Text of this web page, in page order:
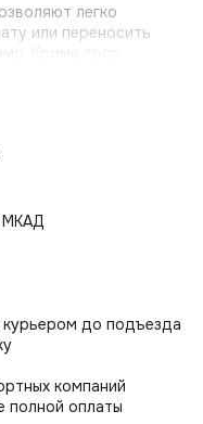
легко
или переносить
Кроме того,
является его
усталость.
и прочные ножки
значительные
работы.
спокойно
не беспокоясь
эффектом —
МКАД
до подъезда
компаний
полной оплаты